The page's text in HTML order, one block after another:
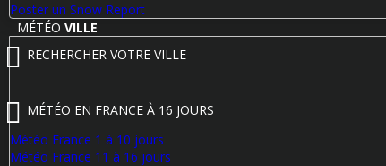
Poster un Snow Report
MÉTÉO VILLE
RECHERCHER VOTRE VILLE
MÉTÉO EN FRANCE À 16 JOURS
Météo France 1 à 10 jours
Météo France 11 à 16 jours